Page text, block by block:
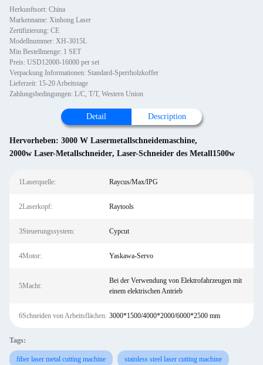
Herkunftsort: China
Markenname: Xinhong Laser
Zertifizierung: CE
Modellnummer: XH-3015L
Min Bestellmenge: 1 SET
Preis: USD12000-16000 per set
Verpackung Informationen: Standard-Sperrholzkoffer
Lieferzeit: 15-20 Arbeitstage
Zahlungsbedingungen: L/C, T/T, Western Union
Detail Description
Hervorheben: 3000 W Lasermetallschneidemaschine,
2000w Laser-Metallschneider, Laser-Schneider des Metall1500w
1Laserquelle: Raycus/Max/IPG
2Laserkopf: Raytools
3Steuerungssystem: Cypcut
4Motor: Yaskawa-Servo
5Macht:
Bei der Verwendung von Elektrofahrzeugen mit
einem elektrischen Antrieb
6Schneiden von Arbeitsflächen: 3000*1500/4000*2000/6000*2500 mm
Tags:
fiber laser metal cutting machine stainless steel laser cutting machine